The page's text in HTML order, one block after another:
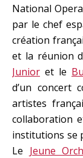
National
par le chef
création
et la réunion
Junior et le
d’un concert
artistes
collaboration
institutions se
Le Jeune